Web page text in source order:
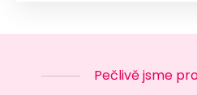
Pečlivě jsme